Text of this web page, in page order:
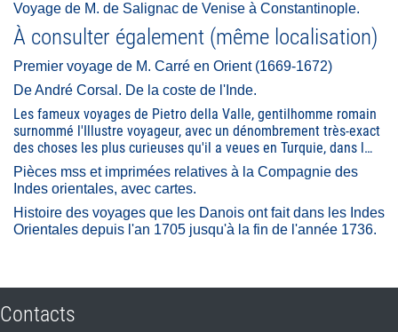
Voyage de M. de Salignac de Venise à Constantinople.
À consulter également (même localisation)
Premier voyage de M. Carré en Orient (1669-1672)
De André Corsal. De la coste de l'Inde.
Les fameux voyages de Pietro della Valle, gentilhomme romain
surnommé l'Illustre voyageur, avec un dénombrement très-exact
des choses les plus curieuses qu'il a veues en Turquie, dans l…
Pièces mss et imprimées relatives à la Compagnie des
Indes orientales, avec cartes.
Histoire des voyages que les Danois ont fait dans les Indes
Orientales depuis l'an 1705 jusqu'à la fin de l'année 1736.
Contacts